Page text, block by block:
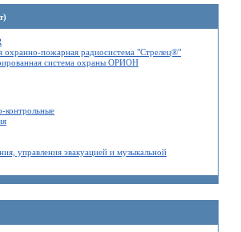
охранно-пожарная радиосистема "Стрелец®"
система охраны ОРИОН
управления эвакуацией и музыкальной